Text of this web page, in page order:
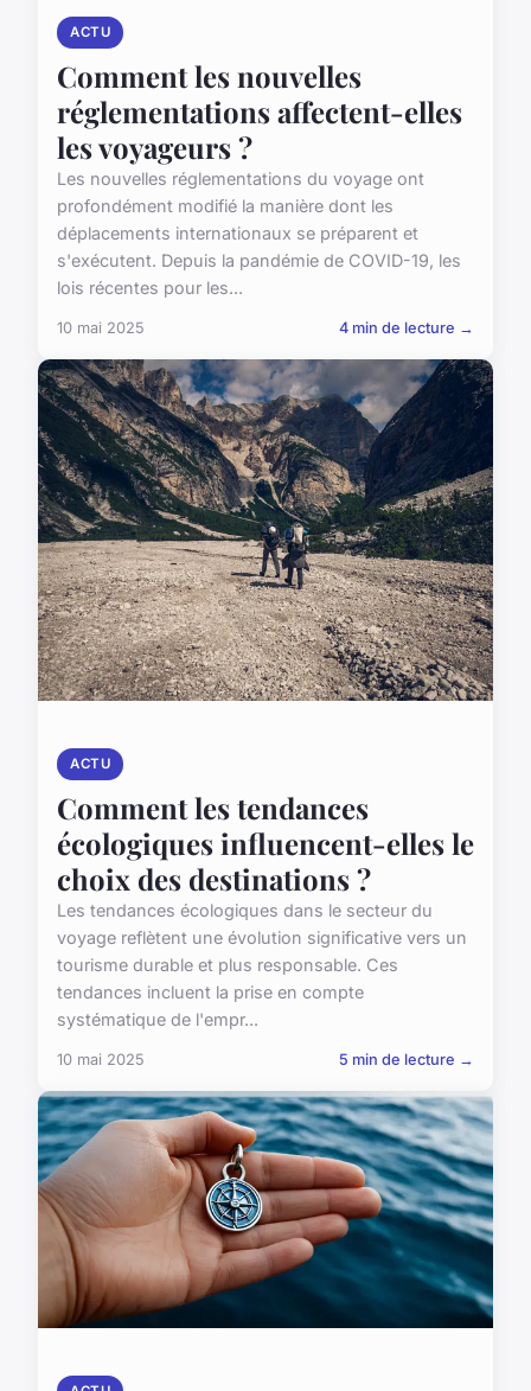
ACTU
Comment les nouvelles
réglementations affectent-elles
les voyageurs ?
Les nouvelles réglementations du voyage ont
profondément modifié la manière dont les
déplacements internationaux se préparent et
s'exécutent. Depuis la pandémie de COVID-19, les
lois récentes pour les...
10 mai 2025 4 min de lecture →
ACTU
Comment les tendances
écologiques influencent-elles le
choix des destinations ?
Les tendances écologiques dans le secteur du
voyage reflètent une évolution significative vers un
tourisme durable et plus responsable. Ces
tendances incluent la prise en compte
systématique de l'empr...
10 mai 2025 5 min de lecture →